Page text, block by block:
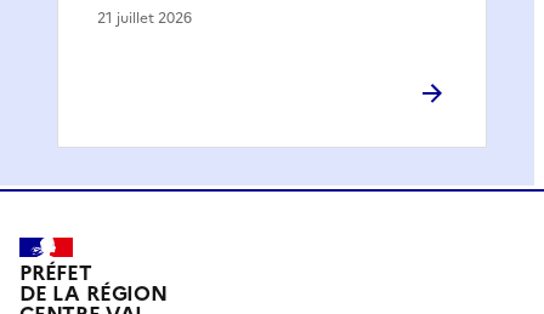
21 juillet 2026
PRÉFET
DE LA RÉGION